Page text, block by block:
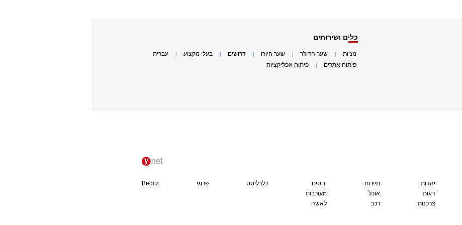
כלים ושירותים
מניות שער הדולר שער היורו דרושים בעלי מקצוע עברית
פיתוח אתרים פיתוח אפליקציות
יהדות
דעות
צרכנות
תיירות
אוכל
רכב
יחסים
מעורבות
לאשה
כלכליסט פרוגי Вести